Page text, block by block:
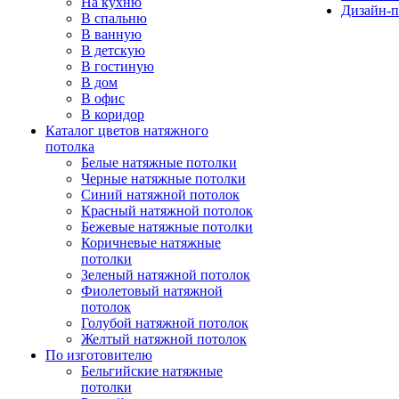
В спальню
В ванную
В детскую
В гостиную
В дом
В офис
В коридор
Каталог цветов натяжного
потолка
Белые натяжные потолки
Черные натяжные потолки
Синий натяжной потолок
Красный натяжной потолок
Бежевые натяжные потолки
Коричневые натяжные
потолки
Зеленый натяжной потолок
Фиолетовый натяжной
потолок
Голубой натяжной потолок
Желтый натяжной потолок
По изготовителю
Бельгийские натяжные
потолки
Дизайн-